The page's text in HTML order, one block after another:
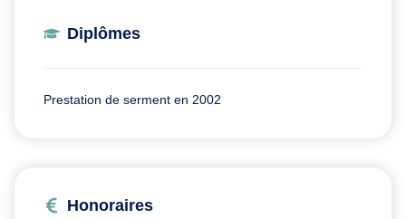
Diplômes
Prestation de serment en 2002
Honoraires